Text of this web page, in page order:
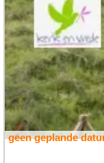
Jeugd
Activiteiten
Beeld
ANBI /Veilige
Verhuur
geen geplande